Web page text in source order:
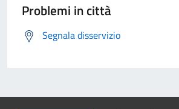
Problemi in città
Segnala disservizio